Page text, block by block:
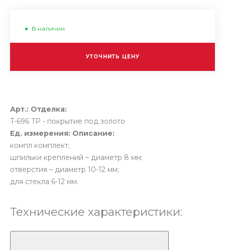
В наличии
УТОЧНИТЬ ЦЕНУ
Арт.: Отделка:
T-696 TP - покрытие под золото
Ед. измерения: Описание:
компл комплект;
шпильки креплений – диаметр 8 мм;
отверстия – диаметр 10-12 мм;
для стекла 6-12 мм.
Технические характеристики: